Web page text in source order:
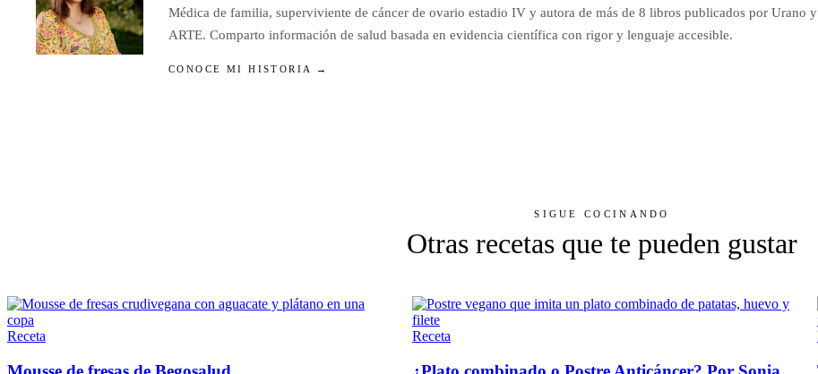
Médica de familia, superviviente de cáncer de ovario estadio IV y autora de más de 8 libros publicados por Urano
ARTE. Comparto información de salud basada en evidencia científica con rigor y lenguaje accesible.
CONOCE MI HISTORIA →
SIGUE COCINANDO
Otras recetas que te pueden gustar
Receta Receta